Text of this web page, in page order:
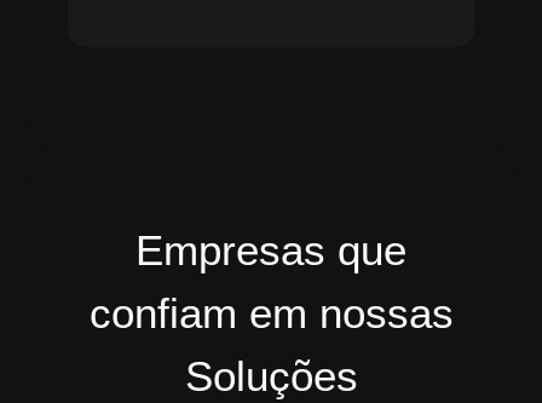
Empresas que
confiam em nossas
Soluções